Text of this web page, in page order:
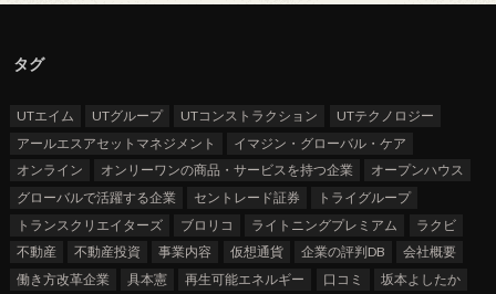
タグ
UTエイム UTグループ UTコンストラクション
UTテクノロジー
アールエスアセットマネジメント
イマジン・グローバル・ケア
オンライン
オンリーワンの商品・サービスを持つ企業
オープンハウス
グローバルで活躍する企業
セントレード証券
トライグループ
トランスクリエイターズ
ブロリコ ライトニングプレミアム
ラクビ
不動産
不動産投資 事業内容 仮想通貨 企業の評判DB
会社概要
働き方改革企業
具本憲 再生可能エネルギー 口コミ
坂本よしたか